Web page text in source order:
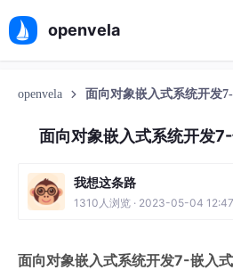
openvela
openvela 面向对象嵌入式系统开发
面向对象嵌入式系统开发
我想这条路
1310人浏览 · 2023-05-04
面向对象嵌入式系统开发7-嵌入